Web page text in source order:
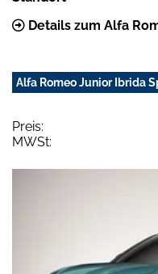
Details zum Alfa
Alfa Romeo Junior Ibrida
Preis:
MWSt: